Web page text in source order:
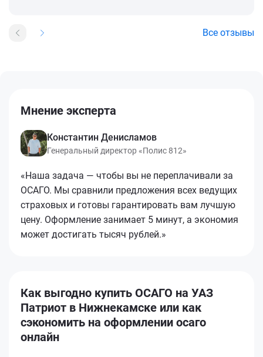
Все отзывы
Мнение эксперта
Константин Денисламов
Генеральный директор «Полис 812»
«Наша задача — чтобы вы не переплачивали за
ОСАГО. Мы сравнили предложения всех ведущих
страховых и готовы гарантировать вам лучшую
цену. Оформление занимает 5 минут, а экономия
может достигать тысяч рублей.»
Как выгодно купить ОСАГО на УАЗ
Патриот в Нижнекамске или как
сэкономить на оформлении осаго
онлайн